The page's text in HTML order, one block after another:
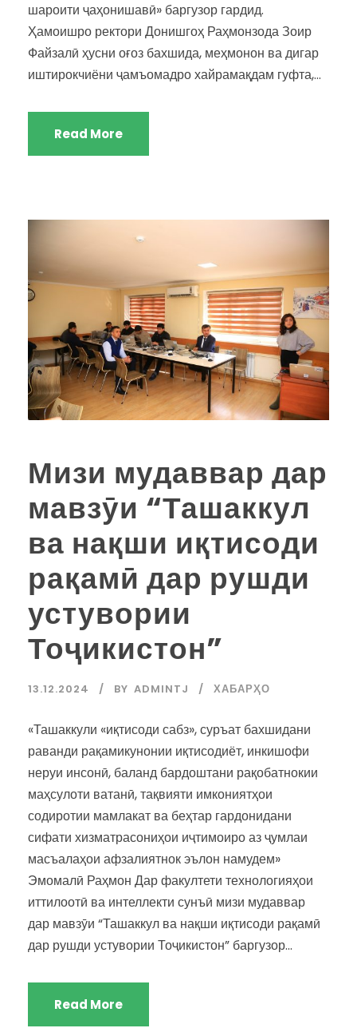
шароити ҷаҳонишавӣ» баргузор гардид.
Ҳамоишро ректори Донишгоҳ Раҳмонзода Зоир
Файзалӣ ҳусни оғоз бахшида, меҳмонон ва дигар
иштирокчиёни ҷамъомадро хайрамақдам гуфта,...
Read More
Мизи мудаввар дар
мавзӯи “Ташаккул
ва нақши иқтисоди
рақамӣ дар рушди
устувории
Тоҷикистон”
13.12.2024 BY ADMINTJ ХАБАРҲО
«Ташаккули «иқтисоди сабз», суръат бахшидани
раванди рақамикунонии иқтисодиёт, инкишофи
неруи инсонӣ, баланд бардоштани рақобатнокии
маҳсулоти ватанӣ, тақвияти имкониятҳои
содиротии мамлакат ва беҳтар гардонидани
сифати хизматрасониҳои иҷтимоиро аз ҷумлаи
масъалаҳои афзалиятнок эълон намудем»
Эмомалӣ Раҳмон Дар факултети технологияҳои
иттилоотӣ ва интеллекти сунъӣ мизи мудаввар
дар мавзӯи “Ташаккул ва нақши иқтисоди рақамӣ
дар рушди устувории Тоҷикистон” баргузор...
Read More